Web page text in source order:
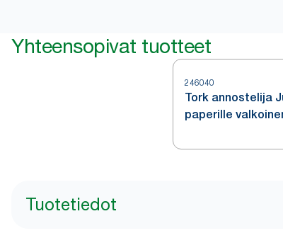
Yhteensopivat tuotteet
246040
Tork annostelija
paperille
Tuotetiedot